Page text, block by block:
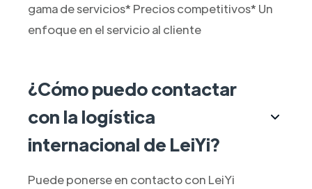
gama de servicios* Precios competitivos* Un
enfoque en el servicio al cliente
¿Cómo puedo contactar
con la logística
internacional de LeiYi?
Puede ponerse en contacto con LeiYi